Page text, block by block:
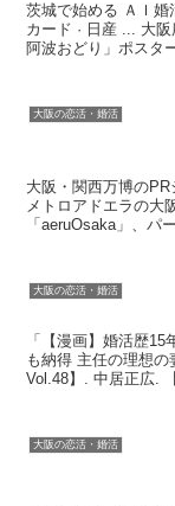
茨城で始める ＡＩ婚
カード · 日産 ... 大
阿波おどり」ポスタ
大阪の恋活・婚活
大阪・関西万博の
メトロアドエラの大
「aeruOsaka」、パ
大阪の恋活・婚活
「【漫画】婚活歴
も納得 主任の理想
Vol.48】. 中居正広.
大阪の恋活・婚活